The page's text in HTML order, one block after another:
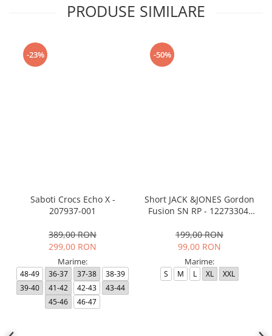
PRODUSE SIMILARE
-23%
Saboti Crocs Echo X -
207937-001
389,00 RON
299,00 RON
Marime:
48-49 36-37 37-38
38-39
39-40
41-42 42-43
43-44
45-46
46-47
-50%
Short JACK &JONES Gordon
Fusion SN RP - 12273304-
199,00 RON
99,00 RON
Marime:
S M L XL XXL